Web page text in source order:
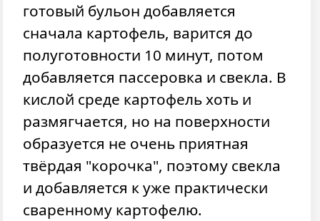
готовый бульон добавляется
сначала картофель, варится до
полуготовности 10 минут, потом
добавляется пассеровка и свекла. В
кислой среде картофель хоть и
размягчается, но на поверхности
образуется не очень приятная
твёрдая "корочка", поэтому свекла
и добавляется к уже практически
сваренному картофелю.